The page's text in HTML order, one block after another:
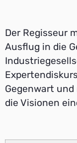
Der Regisseur
Ausflug in die
Gegenwart
die Visionen